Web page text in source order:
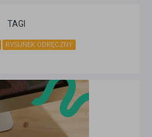
TAGI
RYSUNEK ODRĘCZNY